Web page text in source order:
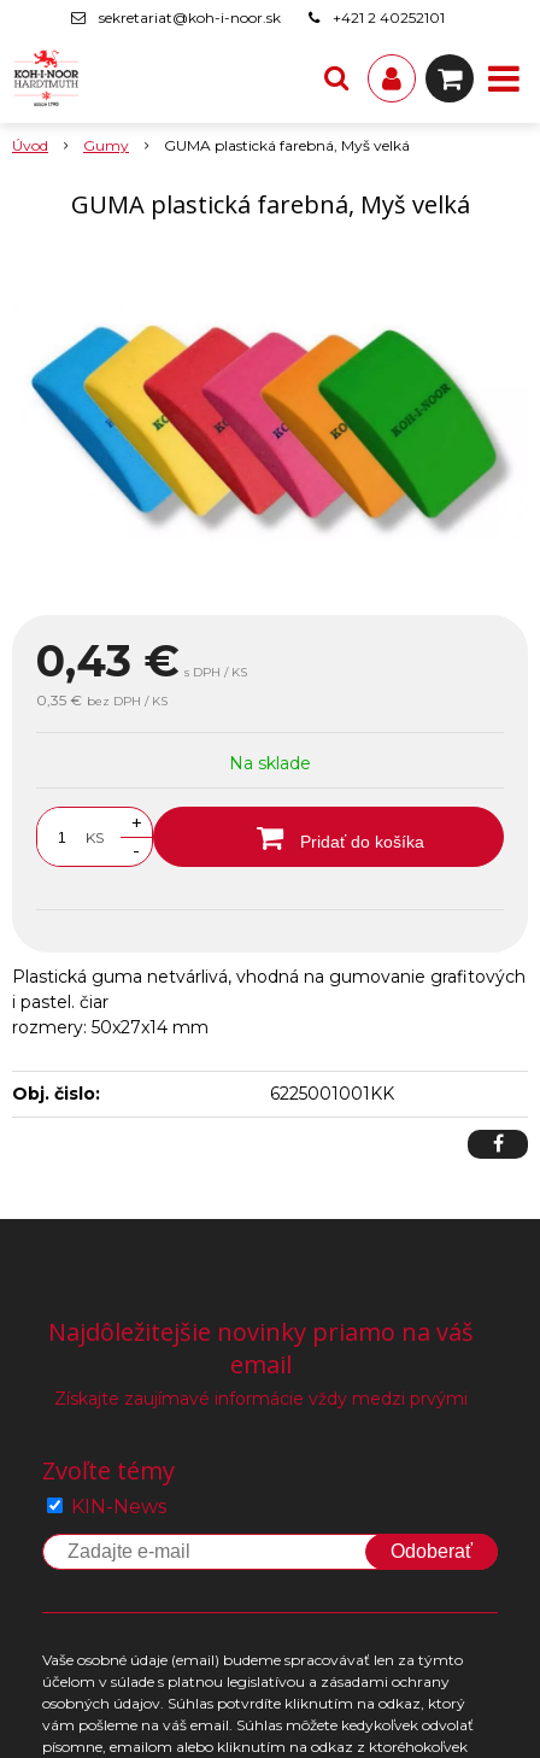
sekretariat@koh-i-noor.sk +421 2 40252101
Úvod Gumy GUMA plastická farebná, Myš velká
GUMA plastická farebná, Myš velká
0,43 € s DPH / KS
0,35 € bez DPH / KS
Na sklade
KS
+
-
Pridať do košíka
Plastická guma netvárlivá, vhodná na gumovanie grafitových
i pastel. čiar
rozmery: 50x27x14 mm
Obj. čislo: 6225001001KK
Najdôležitejšie novinky priamo na váš
email
Získajte zaujímavé informácie vždy medzi prvými
Zvoľte témy
KIN-News
Odoberať
Vaše osobné údaje (email) budeme spracovávať len za týmto
účelom v súlade s platnou legislatívou a zásadami ochrany
osobných údajov. Súhlas potvrdíte kliknutím na odkaz, ktorý
vám pošleme na váš email. Súhlas môžete kedykoľvek odvolať
písomne, emailom alebo kliknutím na odkaz z ktoréhokoľvek